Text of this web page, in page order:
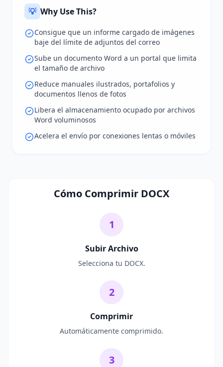
💡 Why Use This?
Consigue que un informe cargado de imágenes
baje del límite de adjuntos del correo
Sube un documento Word a un portal que limita
el tamaño de archivo
Reduce manuales ilustrados, portafolios y
documentos llenos de fotos
Libera el almacenamiento ocupado por archivos
Word voluminosos
Acelera el envío por conexiones lentas o móviles
Cómo Comprimir DOCX
1
Subir Archivo
Selecciona tu DOCX.
2
Comprimir
Automáticamente comprimido.
3